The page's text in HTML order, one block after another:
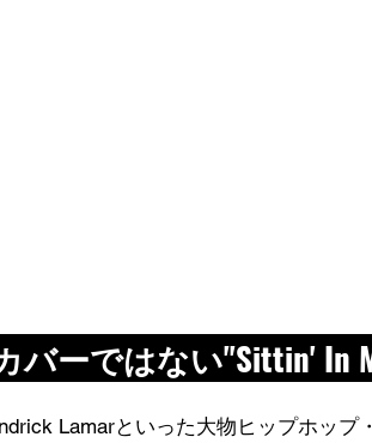
バーではない"Sittin' In
Lamarといった大物ヒップホップ